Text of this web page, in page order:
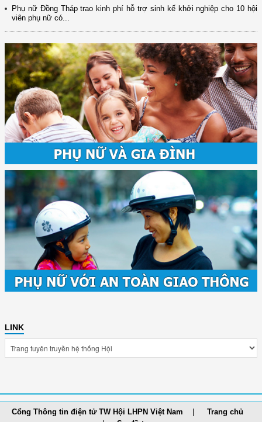
Phụ nữ Đồng Tháp trao kinh phí hỗ trợ sinh kế khởi nghiệp cho 10 hội
viên phụ nữ có...
LINK
Cổng Thông tin điện tử TW Hội LHPN Việt Nam
Trang chủ